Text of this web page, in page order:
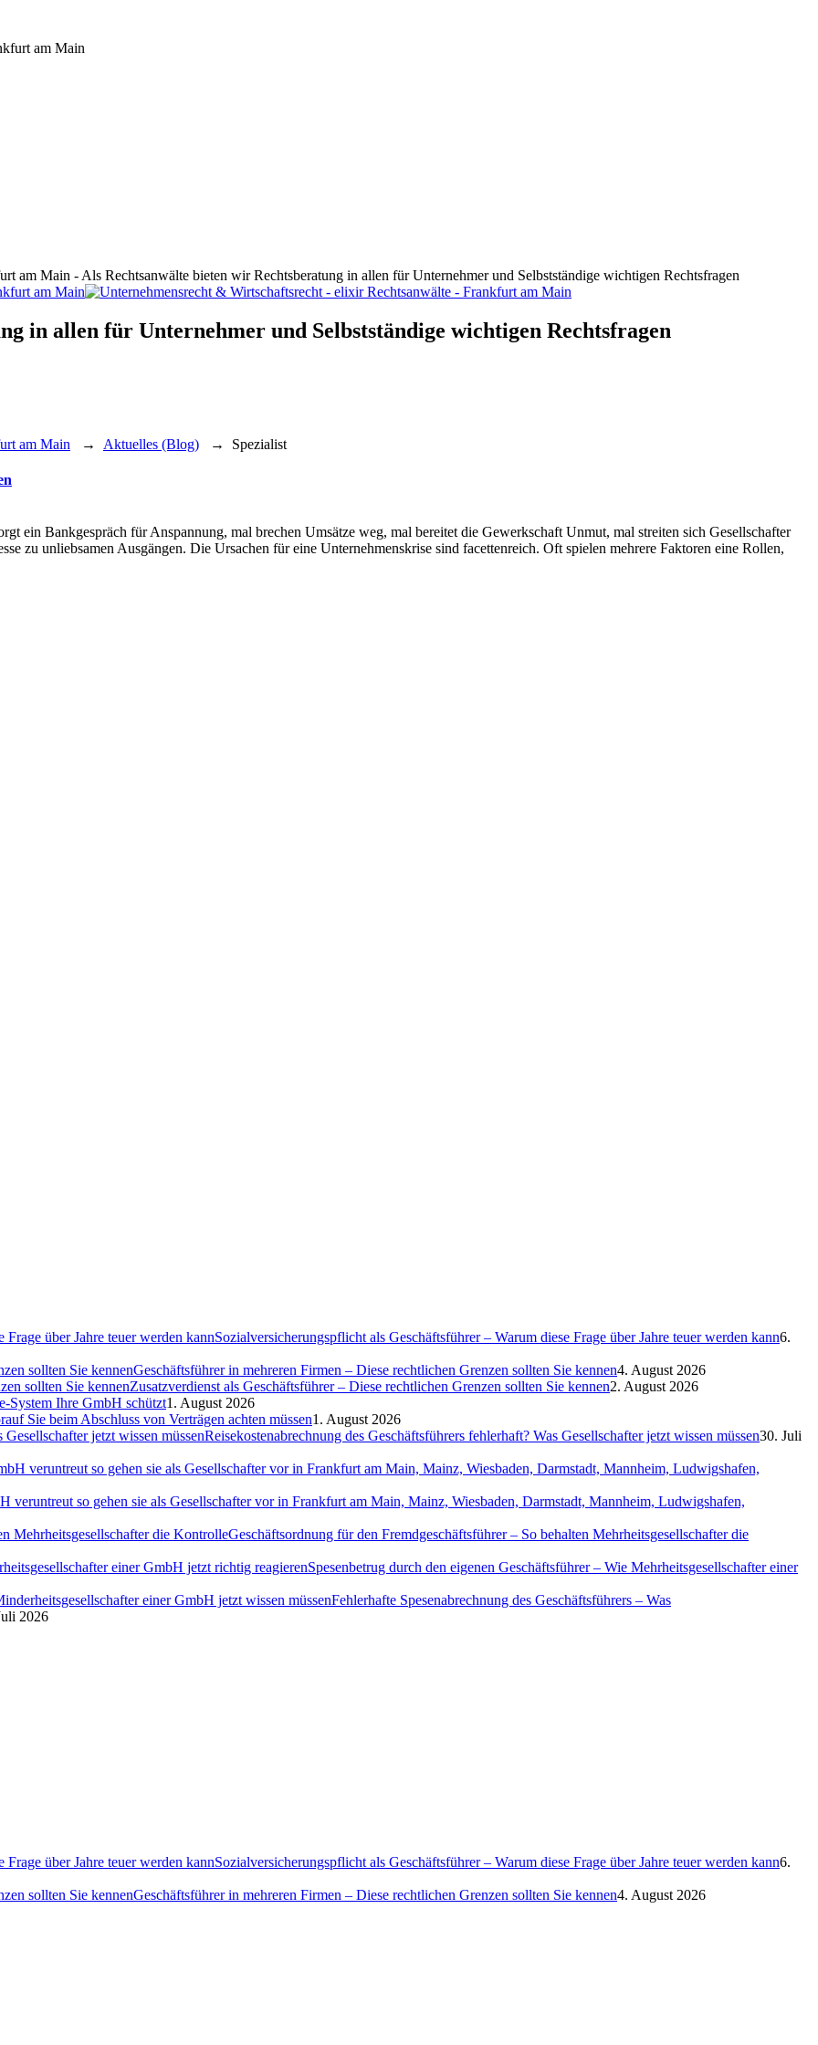
am Main - Als Rechtsanwälte bieten wir Rechtsberatung in allen für Unternehmer und Selbstständige wichtigen Rechtsfragen
in allen für Unternehmer und Selbstständige wichtigen Rechtsfragen
am Main → Aktuelles (Blog) → Spezialist
ein Bankgespräch für Anspannung, mal brechen Umsätze weg, mal bereitet die Gewerkschaft Unmut, mal streiten sich Gesellschafter
zu unliebsamen Ausgängen. Die Ursachen für eine Unternehmenskrise sind facettenreich. Oft spielen mehrere Faktoren eine Rollen,
Sozialversicherungspflicht als Geschäftsführer – Warum diese Frage über Jahre teuer werden kann6.
Geschäftsführer in mehreren Firmen – Diese rechtlichen Grenzen sollten Sie kennen4. August 2026
Zusatzverdienst als Geschäftsführer – Diese rechtlichen Grenzen sollten Sie kennen2. August 2026
System Ihre GmbH schützt1. August 2026
Sie beim Abschluss von Verträgen achten müssen1. August 2026
Reisekostenabrechnung des Geschäftsführers fehlerhaft? Was Gesellschafter jetzt wissen müssen30. Juli
veruntreut so gehen sie als Gesellschafter vor in Frankfurt am Main, Mainz, Wiesbaden, Darmstadt, Mannheim, Ludwigshafen,
Geschäftsordnung für den Fremdgeschäftsführer – So behalten Mehrheitsgesellschafter die
Spesenbetrug durch den eigenen Geschäftsführer – Wie Mehrheitsgesellschafter einer
Fehlerhafte Spesenabrechnung des Geschäftsführers – Was
2026
Sozialversicherungspflicht als Geschäftsführer – Warum diese Frage über Jahre teuer werden kann6.
Geschäftsführer in mehreren Firmen – Diese rechtlichen Grenzen sollten Sie kennen4. August 2026